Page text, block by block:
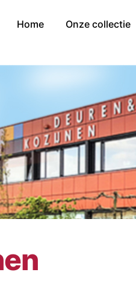
Home Onze collectie